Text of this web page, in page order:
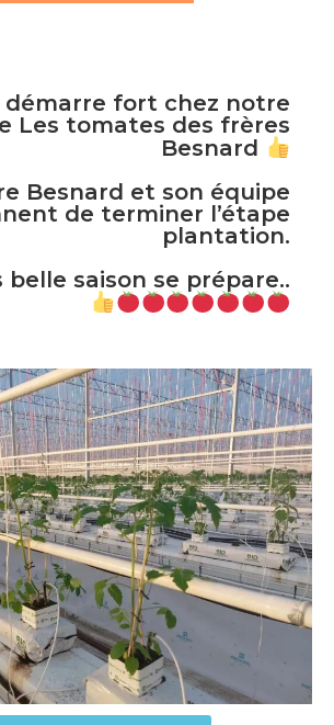
démarre fort chez notre
Les tomates des frères
Besnard
Besnard et son équipe
de terminer l’étape
plantation.
belle saison se prépare..